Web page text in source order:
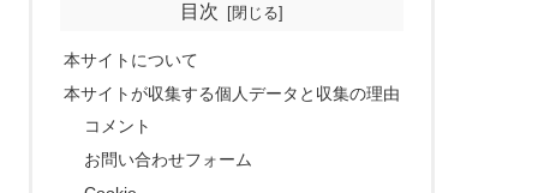
目次
本サイトについて
本サイトが収集する個人データと収集の理由
コメント
お問い合わせフォーム